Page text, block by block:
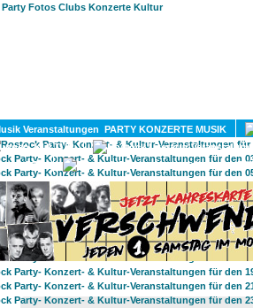
PARTY KONZERTE MUSIK
KULTUR
GAY